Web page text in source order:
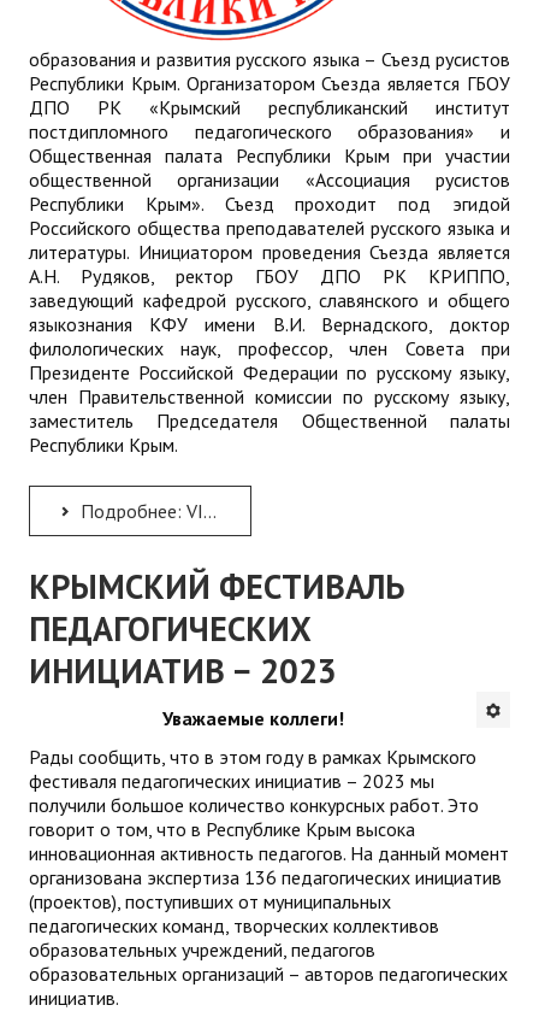
образования и развития русского языка – Съезд русистов
Республики Крым. Организатором Съезда является ГБОУ
ДПО РК «Крымский республиканский институт
постдипломного педагогического образования» и
Общественная палата Республики Крым при участии
общественной организации «Ассоциация русистов
Республики Крым». Съезд проходит под эгидой
Российского общества преподавателей русского языка и
литературы. Инициатором проведения Съезда является
А.Н. Рудяков, ректор ГБОУ ДПО РК КРИППО,
заведующий кафедрой русского, славянского и общего
языкознания КФУ имени В.И. Вернадского, доктор
филологических наук, профессор, член Совета при
Президенте Российской Федерации по русскому языку,
член Правительственной комиссии по русскому языку,
заместитель Председателя Общественной палаты
Республики Крым.
Подробнее: VIII Съезд русистов Республики Крым
КРЫМСКИЙ ФЕСТИВАЛЬ
ПЕДАГОГИЧЕСКИХ
ИНИЦИАТИВ − 2023
Уважаемые коллеги!
Рады сообщить, что в этом году в рамках Крымского
фестиваля педагогических инициатив – 2023 мы
получили большое количество конкурсных работ. Это
говорит о том, что в Республике Крым высока
инновационная активность педагогов. На данный момент
организована экспертиза 136 педагогических инициатив
(проектов), поступивших от муниципальных
педагогических команд, творческих коллективов
образовательных учреждений, педагогов
образовательных организаций – авторов педагогических
инициатив.